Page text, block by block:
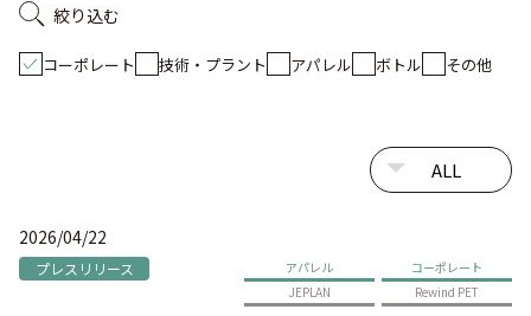
絞り込む
コーポレート 技術・プラント アパレル ボトル その他
2026/04/22
プレスリリース アパレル
コーポレート
JEPLAN
Rewind PET